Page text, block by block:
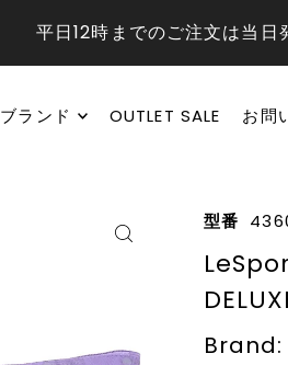
平日12時までのご注文は当日
ブランド OUTLET SALE お問
型番